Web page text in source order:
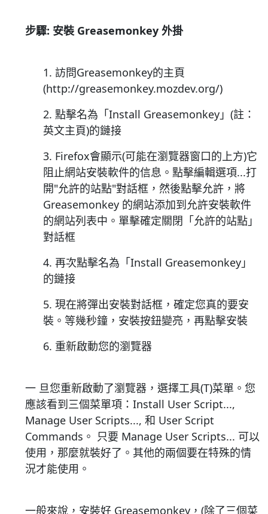
步驟: 安裝 Greasemonkey 外掛
1. 訪問Greasemonkey的主頁
(http://greasemonkey.mozdev.org/)
2. 點擊名為「Install Greasemonkey」(註：
英文主頁)的鏈接
3. Firefox會顯示(可能在瀏覽器窗口的上方)它
阻止網站安裝軟件的信息。點擊編輯選項...打
開"允許的站點"對話框，然後點擊允許，將
Greasemonkey 的網站添加到允許安裝軟件
的網站列表中。單擊確定關閉「允許的站點」
對話框
4. 再次點擊名為「Install Greasemonkey」
的鏈接
5. 現在將彈出安裝對話框，確定您真的要安
裝。等幾秒鐘，安裝按鈕變亮，再點擊安裝
6. 重新啟動您的瀏覽器
一 旦您重新啟動了瀏覽器，選擇工具(T)菜單。您
應該看到三個菜單項：Install User Script...,
Manage User Scripts..., 和 User Script
Commands。 只要 Manage User Scripts... 可以
使用，那麼就裝好了。其他的兩個要在特殊的情
況才能使用。
一般來說，安裝好 Greasemonkey，(除了三個菜